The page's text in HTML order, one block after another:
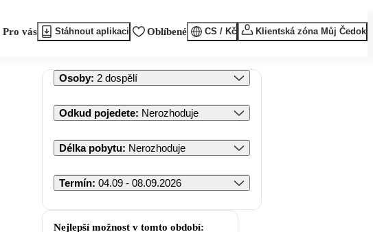
Pro vás Stáhnout aplikaci Oblíbené CS / Kč Klientská zóna Můj Čedok
Osoby: 2 dospělí
Odkud pojedete: Nerozhoduje
Délka pobytu: Nerozhoduje
Termín: 04.09 - 08.09.2026
Nejlepší možnost v tomto období: